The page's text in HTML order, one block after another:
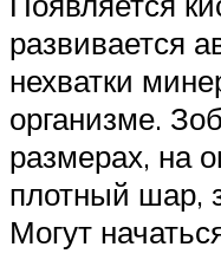
развивается
нехватки
организме.
размерах, на
плотный шар,
Могут